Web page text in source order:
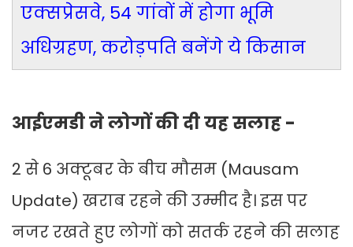
एक्सप्रेसवे, 54 गांवों में होगा भूमि
अधिग्रहण, करोड़पति बनेंगे ये किसान
आईएमडी ने लोगों की दी यह सलाह -
2 से 6 अक्टूबर के बीच मौसम (Mausam
Update) खराब रहने की उम्मीद है। इस पर
नजर रखते हुए लोगों को सतर्क रहने की सलाह